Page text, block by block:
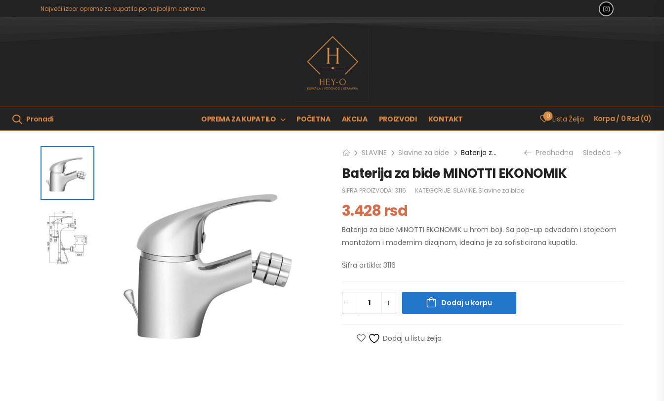
Najveći izbor opreme za kupatilo po najboljim cenama.
Pronađi OPREMA ZA KUPATILO POČETNA AKCIJA PROIZVODI KONTAKT 0 Lista Želja Korpa / 0 Rsd (0)
SLAVINE Slavine za bide Baterija za bide MINOTTI EKONOMIK Predhodna Sledeća
Baterija za bide MINOTTI EKONOMIK
ŠIFRA PROIZVODA: 3116 KATEGORIJE: SLAVINE, Slavine za bide
3.428rsd
Baterija za bide MINOTTI EKONOMIK u hrom boji. Sa pop-up odvodom i stojećom
montažom i modernim dizajnom, idealna je za sofisticirana kupatila.
Šifra artikla: 3116
Dodaj u korpu
Dodaj u listu želja